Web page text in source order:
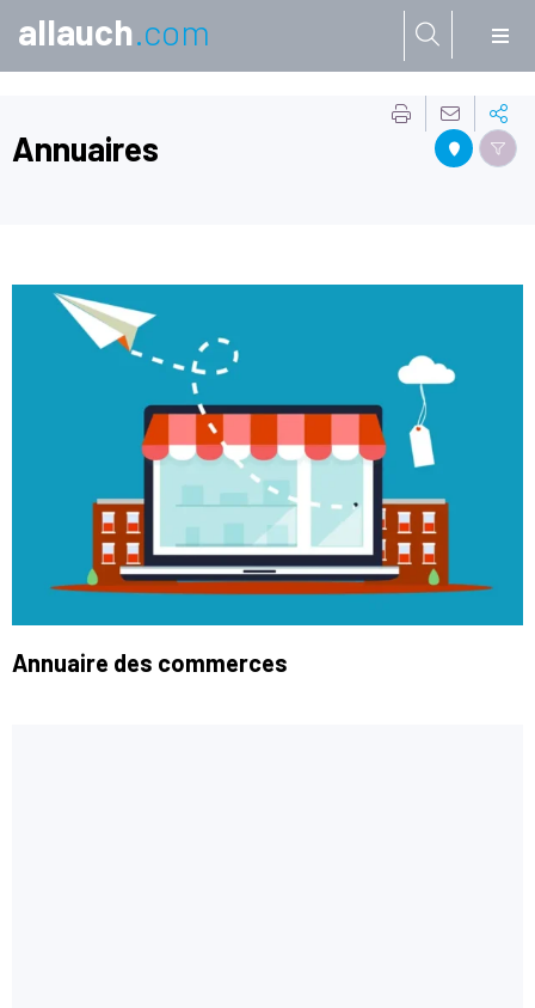
allauch.com
Annuaires
Annuaire des commerces